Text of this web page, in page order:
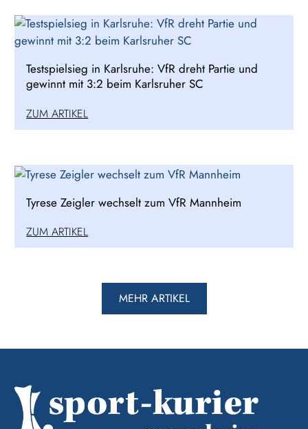
Testspielsieg in Karlsruhe: VfR dreht Partie und
gewinnt mit 3:2 beim Karlsruher SC
ZUM ARTIKEL
Tyrese Zeigler wechselt zum VfR Mannheim
ZUM ARTIKEL
MEHR ARTIKEL